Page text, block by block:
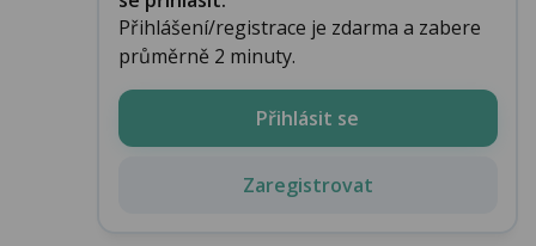
Přihlášení/registrace je zdarma a zabere
průměrně 2 minuty.
Přihlásit se
Zaregistrovat